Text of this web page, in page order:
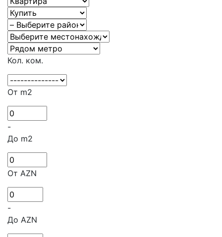
Кол. ком.
От m2
-
До m2
От AZN
-
До AZN